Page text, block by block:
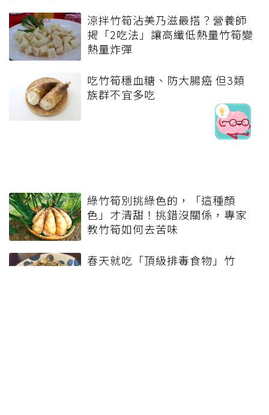
涼拌竹筍沾美乃滋最搭？營養師
揭「2吃法」讓高纖低熱量竹筍變
熱量炸彈
吃竹筍穩血糖、防大腸癌 但3類
族群不宜多吃
綠竹筍別挑綠色的，「這種顏
色」才清甜！挑錯沒關係，專家
教竹筍如何去苦味
春天就吃「頂級排毒食物」竹